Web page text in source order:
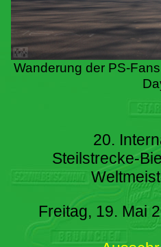
Wanderung der PS-
20.
Steilstrecke-
Freitag, 19. Mai